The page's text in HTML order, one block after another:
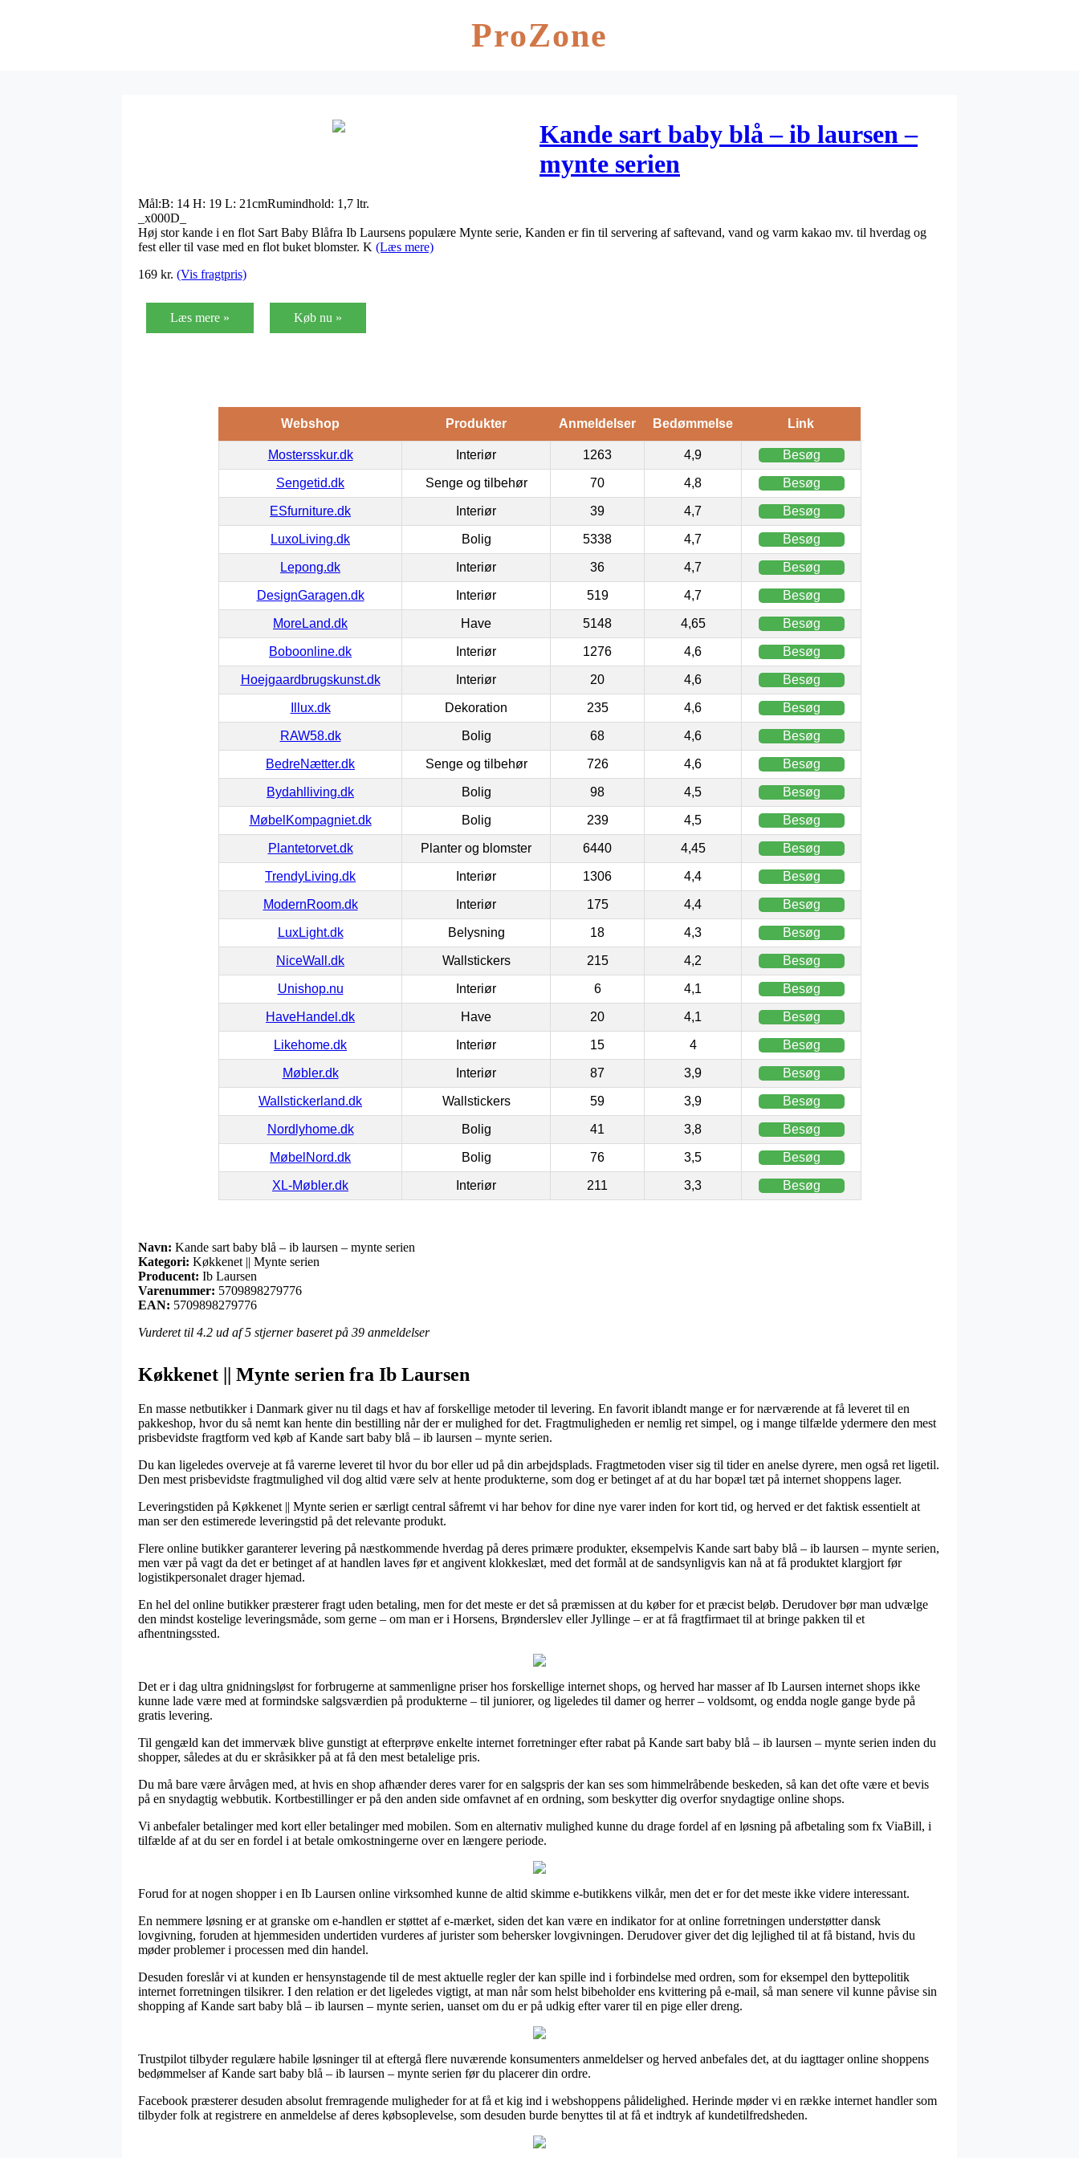
ProZone
Kande sart baby blå – ib laursen –
mynte serien
Mål:B: 14 H: 19 L: 21cmRumindhold: 1,7 ltr.
_x000D_
Høj stor kande i en flot Sart Baby Blåfra Ib Laursens populære Mynte serie, Kanden er fin til servering af saftevand, vand og varm kakao mv. til hverdag og
fest eller til vase med en flot buket blomster. K (Læs mere)
169 kr. (Vis fragtpris)
Læs mere » Køb nu »
Webshop Produkter Anmeldelser Bedømmelse Link
Mostersskur.dk Interiør 1263 4,9 Besøg
Sengetid.dk Senge og tilbehør 70 4,8 Besøg
ESfurniture.dk Interiør 39 4,7 Besøg
LuxoLiving.dk Bolig 5338 4,7 Besøg
Lepong.dk Interiør 36 4,7 Besøg
DesignGaragen.dk Interiør 519 4,7 Besøg
MoreLand.dk Have 5148 4,65 Besøg
Boboonline.dk Interiør 1276 4,6 Besøg
Hoejgaardbrugskunst.dk Interiør 20 4,6 Besøg
Illux.dk Dekoration 235 4,6 Besøg
RAW58.dk Bolig 68 4,6 Besøg
BedreNætter.dk Senge og tilbehør 726 4,6 Besøg
Bydahlliving.dk Bolig 98 4,5 Besøg
MøbelKompagniet.dk Bolig 239 4,5 Besøg
Plantetorvet.dk Planter og blomster 6440 4,45 Besøg
TrendyLiving.dk Interiør 1306 4,4 Besøg
ModernRoom.dk Interiør 175 4,4 Besøg
LuxLight.dk Belysning 18 4,3 Besøg
NiceWall.dk Wallstickers 215 4,2 Besøg
Unishop.nu Interiør 6 4,1 Besøg
HaveHandel.dk Have 20 4,1 Besøg
Likehome.dk Interiør 15 4 Besøg
Møbler.dk Interiør 87 3,9 Besøg
Wallstickerland.dk Wallstickers 59 3,9 Besøg
Nordlyhome.dk Bolig 41 3,8 Besøg
MøbelNord.dk Bolig 76 3,5 Besøg
XL-Møbler.dk Interiør 211 3,3 Besøg
Navn: Kande sart baby blå – ib laursen – mynte serien
Kategori: Køkkenet || Mynte serien
Producent: Ib Laursen
Varenummer: 5709898279776
EAN: 5709898279776
Vurderet til 4.2 ud af 5 stjerner baseret på 39 anmeldelser
Køkkenet || Mynte serien fra Ib Laursen
En masse netbutikker i Danmark giver nu til dags et hav af forskellige metoder til levering. En favorit iblandt mange er for nærværende at få leveret til en
pakkeshop, hvor du så nemt kan hente din bestilling når der er mulighed for det. Fragtmuligheden er nemlig ret simpel, og i mange tilfælde ydermere den mest
prisbevidste fragtform ved køb af Kande sart baby blå – ib laursen – mynte serien.
Du kan ligeledes overveje at få varerne leveret til hvor du bor eller ud på din arbejdsplads. Fragtmetoden viser sig til tider en anelse dyrere, men også ret ligetil.
Den mest prisbevidste fragtmulighed vil dog altid være selv at hente produkterne, som dog er betinget af at du har bopæl tæt på internet shoppens lager.
Leveringstiden på Køkkenet || Mynte serien er særligt central såfremt vi har behov for dine nye varer inden for kort tid, og herved er det faktisk essentielt at
man ser den estimerede leveringstid på det relevante produkt.
Flere online butikker garanterer levering på næstkommende hverdag på deres primære produkter, eksempelvis Kande sart baby blå – ib laursen – mynte serien,
men vær på vagt da det er betinget af at handlen laves før et angivent klokkeslæt, med det formål at de sandsynligvis kan nå at få produktet klargjort før
logistikpersonalet drager hjemad.
En hel del online butikker præsterer fragt uden betaling, men for det meste er det så præmissen at du køber for et præcist beløb. Derudover bør man udvælge
den mindst kostelige leveringsmåde, som gerne – om man er i Horsens, Brønderslev eller Jyllinge – er at få fragtfirmaet til at bringe pakken til et
afhentningssted.
Det er i dag ultra gnidningsløst for forbrugerne at sammenligne priser hos forskellige internet shops, og herved har masser af Ib Laursen internet shops ikke
kunne lade være med at formindske salgsværdien på produkterne – til juniorer, og ligeledes til damer og herrer – voldsomt, og endda nogle gange byde på
gratis levering.
Til gengæld kan det immervæk blive gunstigt at efterprøve enkelte internet forretninger efter rabat på Kande sart baby blå – ib laursen – mynte serien inden du
shopper, således at du er skråsikker på at få den mest betalelige pris.
Du må bare være årvågen med, at hvis en shop afhænder deres varer for en salgspris der kan ses som himmelråbende beskeden, så kan det ofte være et bevis
på en snydagtig webbutik. Kortbestillinger er på den anden side omfavnet af en ordning, som beskytter dig overfor snydagtige online shops.
Vi anbefaler betalinger med kort eller betalinger med mobilen. Som en alternativ mulighed kunne du drage fordel af en løsning på afbetaling som fx ViaBill, i
tilfælde af at du ser en fordel i at betale omkostningerne over en længere periode.
Forud for at nogen shopper i en Ib Laursen online virksomhed kunne de altid skimme e-butikkens vilkår, men det er for det meste ikke videre interessant.
En nemmere løsning er at granske om e-handlen er støttet af e-mærket, siden det kan være en indikator for at online forretningen understøtter dansk
lovgivning, foruden at hjemmesiden undertiden vurderes af jurister som behersker lovgivningen. Derudover giver det dig lejlighed til at få bistand, hvis du
møder problemer i processen med din handel.
Desuden foreslår vi at kunden er hensynstagende til de mest aktuelle regler der kan spille ind i forbindelse med ordren, som for eksempel den byttepolitik
internet forretningen tilsikrer. I den relation er det ligeledes vigtigt, at man når som helst bibeholder ens kvittering på e-mail, så man senere vil kunne påvise sin
shopping af Kande sart baby blå – ib laursen – mynte serien, uanset om du er på udkig efter varer til en pige eller dreng.
Trustpilot tilbyder regulære habile løsninger til at eftergå flere nuværende konsumenters anmeldelser og herved anbefales det, at du iagttager online shoppens
bedømmelser af Kande sart baby blå – ib laursen – mynte serien før du placerer din ordre.
Facebook præsterer desuden absolut fremragende muligheder for at få et kig ind i webshoppens pålidelighed. Herinde møder vi en række internet handler som
tilbyder folk at registrere en anmeldelse af deres købsoplevelse, som desuden burde benyttes til at få et indtryk af kundetilfredsheden.